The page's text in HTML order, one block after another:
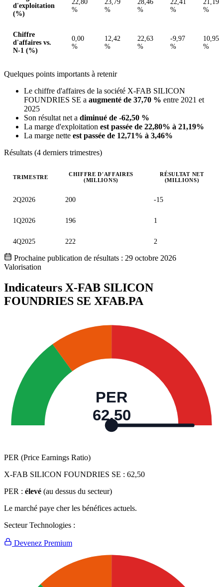
d'exploitation
(%)
22,80
%
23,79
%
28,46
%
22,41
%
21,19
%
Chiffre
d'affaires vs.
N-1 (%)
0,00
%
12,42
%
22,63
%
-9,97
%
10,95
%
Quelques points importants à retenir
Le chiffre d'affaires de la société X-FAB SILICON
FOUNDRIES SE a augmenté de 37,70 % entre 2021 et
2025
Son résultat net a diminué de -62,50 %
La marge d'exploitation est passée de 22,80% à 21,19%
La marge nette est passée de 12,71% à 3,46%
Résultats (4 derniers trimestres)
TRIMESTRE
CHIFFRE D'AFFAIRES
(MILLIONS)
RÉSULTAT NET
(MILLIONS)
2Q2026 200 -15
1Q2026 196 1
4Q2025 222 2
Prochaine publication de résultats : 29 octobre 2026
Valorisation
Indicateurs X-FAB SILICON
FOUNDRIES SE XFAB.PA
PER
62,50
PER (Price Earnings Ratio)
X-FAB SILICON FOUNDRIES SE : 62,50
PER : élevé (au dessus du secteur)
Le marché paye cher les bénéfices actuels.
Secteur Technologies :
Devenez Premium